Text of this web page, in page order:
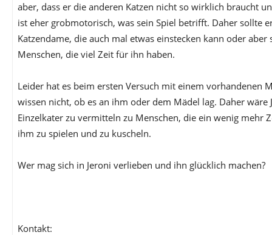
aber, dass er die anderen Katzen nicht so wirklich braucht
ist eher grobmotorisch, was sein Spiel betrifft. Daher sollte
Katzendame, die auch mal etwas einstecken kann oder aber
Menschen, die viel Zeit für ihn haben.
Leider hat es beim ersten Versuch mit einem vorhandenen
wissen nicht, ob es an ihm oder dem Mädel lag. Daher wäre
Einzelkater zu vermitteln zu Menschen, die ein wenig mehr
ihm zu spielen und zu kuscheln.
Wer mag sich in Jeroni verlieben und ihn glücklich machen?
Kontakt: